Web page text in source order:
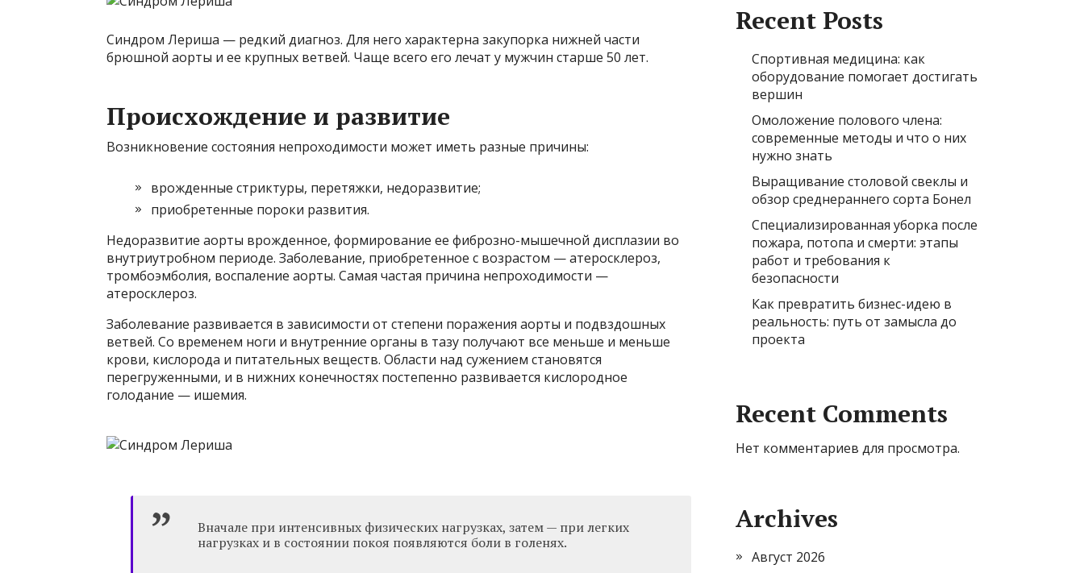
Синдром Лериша — редкий диагноз. Для него характерна закупорка нижней части
брюшной аорты и ее крупных ветвей. Чаще всего его лечат у мужчин старше 50 лет.
Происхождение и развитие
Возникновение состояния непроходимости может иметь разные причины:
врожденные стриктуры, перетяжки, недоразвитие;
приобретенные пороки развития.
Недоразвитие аорты врожденное, формирование ее фиброзно-мышечной дисплазии во
внутриутробном периоде. Заболевание, приобретенное с возрастом — атеросклероз,
тромбоэмболия, воспаление аорты. Самая частая причина непроходимости —
атеросклероз.
Заболевание развивается в зависимости от степени поражения аорты и подвздошных
ветвей. Со временем ноги и внутренние органы в тазу получают все меньше и меньше
крови, кислорода и питательных веществ. Области над сужением становятся
перегруженными, и в нижних конечностях постепенно развивается кислородное
голодание — ишемия.
Вначале при интенсивных физических нагрузках, затем — при легких
нагрузках и в состоянии покоя появляются боли в голенях.
Recent Posts
Спортивная медицина: как
оборудование помогает достигать
вершин
Омоложение полового члена:
современные методы и что о них
нужно знать
Выращивание столовой свеклы и
обзор среднераннего сорта Бонел
Специализированная уборка после
пожара, потопа и смерти: этапы
работ и требования к
безопасности
Как превратить бизнес-идею в
реальность: путь от замысла до
проекта
Recent Comments
Нет комментариев для просмотра.
Archives
Август 2026